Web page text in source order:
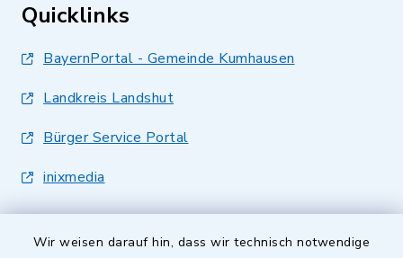
Wir weisen darauf hin, dass wir technisch notwendige
Quicklinks
BayernPortal - Gemeinde Kumhausen
Landkreis Landshut
Bürger Service Portal
inixmedia